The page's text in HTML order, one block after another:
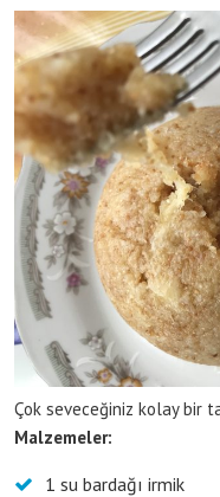
Çok seveceğiniz kolay bir
Malzemeler:
1 su bardağı irmik